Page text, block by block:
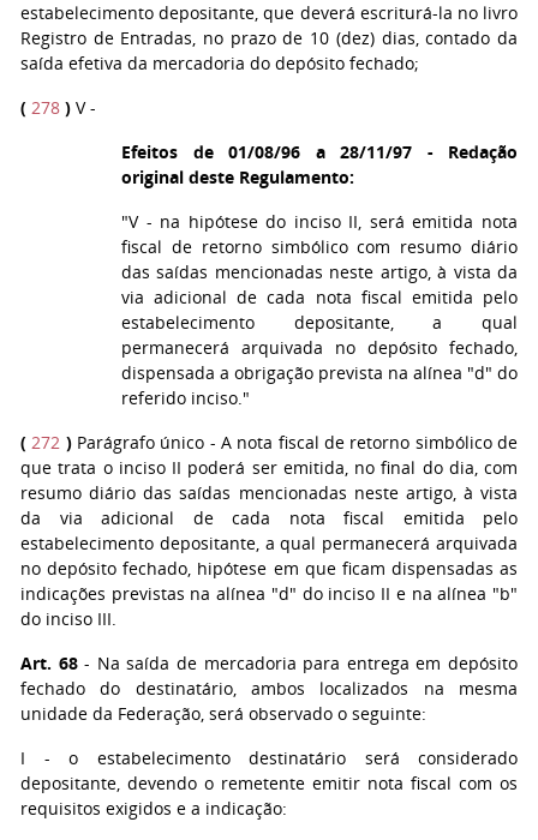
estabelecimento depositante, que deverá escriturá-la no livro
Registro de Entradas, no prazo de 10 (dez) dias, contado da
saída efetiva da mercadoria do depósito fechado;
( 278 ) V -
Efeitos de 01/08/96 a 28/11/97 - Redação
original deste Regulamento:
"V - na hipótese do inciso II, será emitida nota
fiscal de retorno simbólico com resumo diário
das saídas mencionadas neste artigo, à vista da
via adicional de cada nota fiscal emitida pelo
estabelecimento depositante, a qual
permanecerá arquivada no depósito fechado,
dispensada a obrigação prevista na alínea "d" do
referido inciso."
( 272 ) Parágrafo único - A nota fiscal de retorno simbólico de
que trata o inciso II poderá ser emitida, no final do dia, com
resumo diário das saídas mencionadas neste artigo, à vista
da via adicional de cada nota fiscal emitida pelo
estabelecimento depositante, a qual permanecerá arquivada
no depósito fechado, hipótese em que ficam dispensadas as
indicações previstas na alínea "d" do inciso II e na alínea "b"
do inciso III.
Art. 68- Na saída de mercadoria para entrega em depósito
fechado do destinatário, ambos localizados na mesma
unidade da Federação, será observado o seguinte:
I - o estabelecimento destinatário será considerado
depositante, devendo o remetente emitir nota fiscal com os
requisitos exigidos e a indicação: